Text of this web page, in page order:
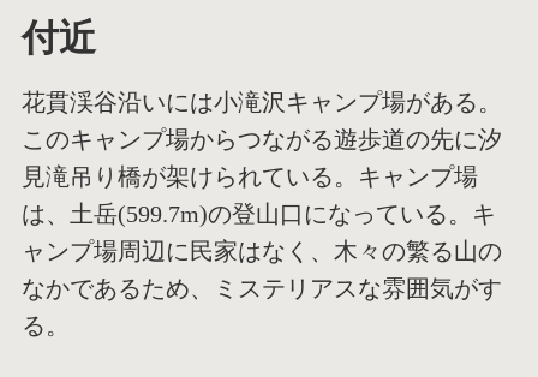
付近
花貫渓谷沿いには小滝沢キャンプ場がある。
このキャンプ場からつながる遊歩道の先に汐
見滝吊り橋が架けられている。キャンプ場
は、土岳(599.7m)の登山口になっている。キ
ャンプ場周辺に民家はなく、木々の繁る山の
なかであるため、ミステリアスな雰囲気がす
る。